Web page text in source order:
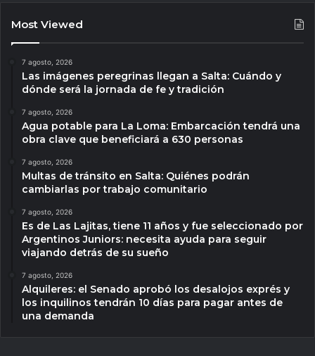
Most Viewed
7 agosto, 2026
Las imágenes peregrinas llegan a Salta: Cuándo y
dónde será la jornada de fe y tradición
7 agosto, 2026
Agua potable para La Loma: Embarcación tendrá una
obra clave que beneficiará a 630 personas
7 agosto, 2026
Multas de tránsito en Salta: Quiénes podrán
cambiarlas por trabajo comunitario
7 agosto, 2026
Es de Las Lajitas, tiene 11 años y fue seleccionado por
Argentinos Juniors: necesita ayuda para seguir
viajando detrás de su sueño
7 agosto, 2026
Alquileres: el Senado aprobó los desalojos exprés y
los inquilinos tendrán 10 días para pagar antes de
una demanda